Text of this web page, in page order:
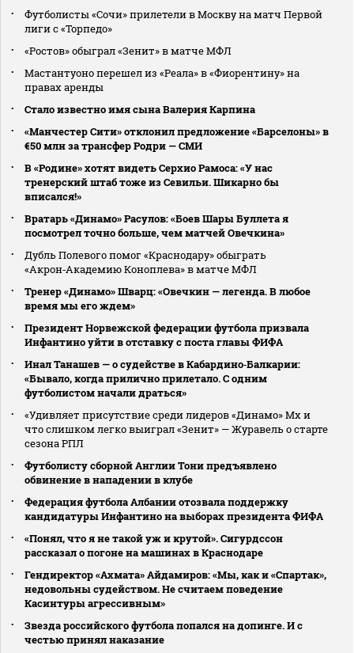
Футболисты «Сочи» прилетели в Москву на матч Первой
лиги с «Торпедо»
«Ростов» обыграл «Зенит» в матче МФЛ
Мастантуоно перешел из «Реала» в «Фиорентину» на
правах аренды
Стало известно имя сына Валерия Карпина
«Манчестер Сити» отклонил предложение «Барселоны» в
€50 млн за трансфер Родри — СМИ
В «Родине» хотят видеть Серхио Рамоса: «У нас
тренерский штаб тоже из Севильи. Шикарно бы
вписался!»
Вратарь «Динамо» Расулов: «Боев Шары Буллета я
посмотрел точно больше, чем матчей Овечкина»
Дубль Полевого помог «Краснодару» обыграть
«Акрон‑Академию Коноплева» в матче МФЛ
Тренер «Динамо» Шварц: «Овечкин — легенда. В любое
время мы его ждем»
Президент Норвежской федерации футбола призвала
Инфантино уйти в отставку с поста главы ФИФА
Инал Танашев — о судействе в Кабардино‑Балкарии:
«Бывало, когда прилично прилетало. С одним
футболистом начали драться»
«Удивляет присутствие среди лидеров «Динамо» Мх и
что слишком легко выиграл «Зенит» — Журавель о старте
сезона РПЛ
Футболисту сборной Англии Тони предъявлено
обвинение в нападении в клубе
Федерация футбола Албании отозвала поддержку
кандидатуры Инфантино на выборах президента ФИФА
«Понял, что я не такой уж и крутой». Сигурдссон
рассказал о погоне на машинах в Краснодаре
Гендиректор «Ахмата» Айдамиров: «Мы, как и «Спартак»,
недовольны судейством. Не считаем поведение
Касинтуры агрессивным»
Звезда российского футбола попался на допинге. И с
честью принял наказание